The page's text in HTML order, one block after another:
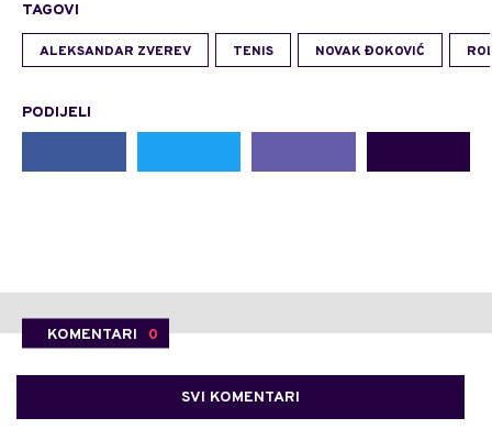
TAGOVI
ALEKSANDAR ZVEREV TENIS NOVAK ĐOKOVIĆ
PODIJELI
KOMENTARI 0
SVI KOMENTARI